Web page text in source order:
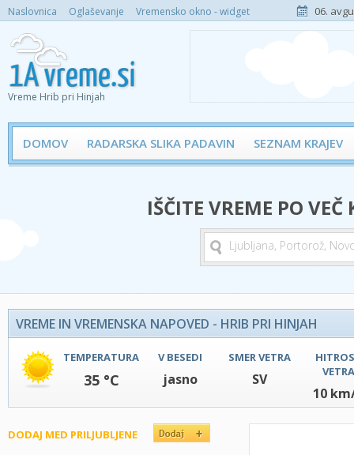
Naslovnica Oglaševanje Vremensko okno - widget 06.
Vreme Hrib pri Hinjah
DOMOV RADARSKA SLIKA PADAVIN SEZNAM KRAJEV
IŠČITE VREME PO
VREME IN VREMENSKA NAPOVED - HRIB PRI HINJAH
TEMPERATURA
35 °C
V BESEDI
jasno
SMER VETRA
SV
VETRA
10
DODAJ MED PRILJUBLJENE